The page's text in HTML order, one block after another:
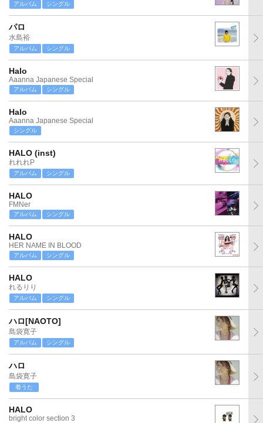
アルバム シングル
パロ
水島裕
アルバム シングル
Halo
Aaanna Japanese Special
アルバム シングル
Halo
Aaanna Japanese Special
シングル
HALO (inst)
れれれP
アルバム シングル
HALO
FMNer
アルバム シングル
HALO
HER NAME IN BLOOD
アルバム シングル
HALO
れるりり
アルバム シングル
ハロ[NAOTO]
島袋寛子
アルバム シングル
ハロ
島袋寛子
着うた
HALO
bright color section 3